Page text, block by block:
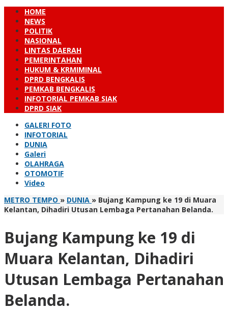
HOME
NEWS
POLITIK
NASIONAL
LINTAS DAERAH
PEMERINTAHAN
HUKUM & KRMIMINAL
DPRD BENGKALIS
PEMKAB BENGKALIS
INFOTORIAL PEMKAB SIAK
DPRD SIAK
GALERI FOTO
INFOTORIAL
DUNIA
Galeri
OLAHRAGA
OTOMOTIF
Video
METRO TEMPO » DUNIA » Bujang Kampung ke 19 di Muara
Kelantan, Dihadiri Utusan Lembaga Pertanahan Belanda.
Bujang Kampung ke 19 di
Muara Kelantan, Dihadiri
Utusan Lembaga Pertanahan
Belanda.